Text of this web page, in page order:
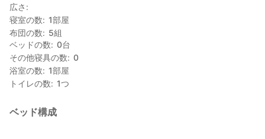
広さ
寝室の数
1部屋
布団の数
5組
ベッドの数
0台
その他寝具の数
0
浴室の数
1部屋
トイレの数
1つ
ベッド構成